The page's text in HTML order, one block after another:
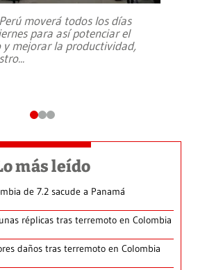
moverá todos los días
para así potenciar el
mejorar la productividad,
...
más leído
de 7.2 sacude a Panamá
réplicas tras terremoto en Colombia
daños tras terremoto en Colombia